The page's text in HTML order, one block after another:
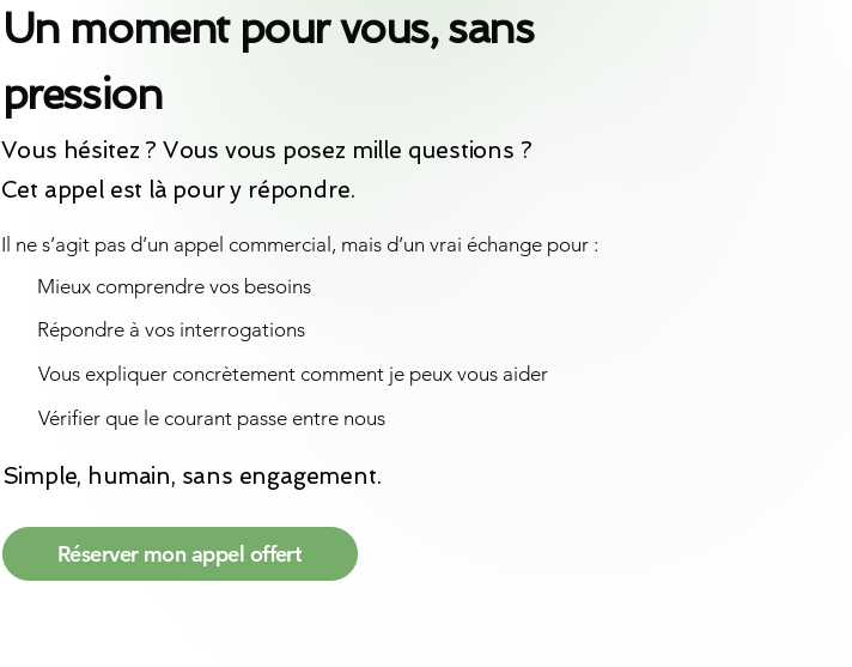
Un moment pour vous, sans
pression
Vous hésitez ? Vous vous posez mille questions ?
Cet appel est là pour y répondre.
Il ne s’agit pas d’un appel commercial, mais d’un vrai échange pour :
Mieux comprendre vos besoins
Répondre à vos interrogations
Vous expliquer concrètement comment je peux vous aider
Vérifier que le courant passe entre nous
Simple, humain, sans engagement.
Réserver mon appel offert